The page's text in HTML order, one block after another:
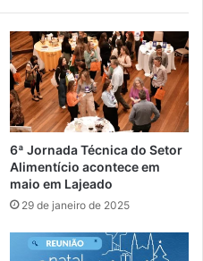
6ª Jornada Técnica do Setor
Alimentício acontece em
maio em Lajeado
29 de janeiro de 2025